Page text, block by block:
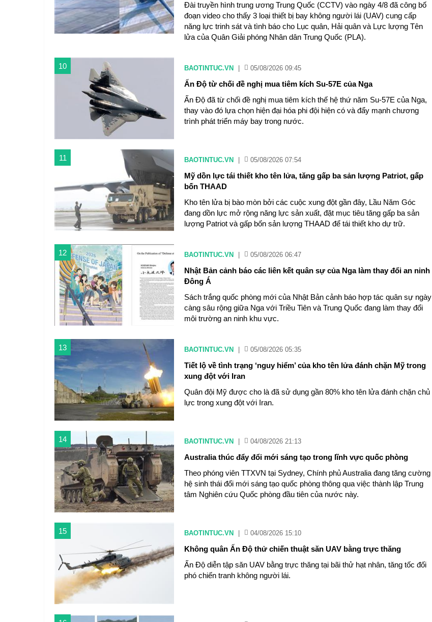
Đài truyền hình trung ương Trung Quốc (CCTV) vào ngày 4/8 đã công bố
đoạn video cho thấy 3 loại thiết bị bay không người lái (UAV) cung cấp
năng lực trinh sát và tình báo cho Lục quân, Hải quân và Lực lượng Tên
lửa của Quân Giải phóng Nhân dân Trung Quốc (PLA).
10 BAOTINTUC.VN 05/08/2026 09:45
Ấn Độ từ chối đề nghị mua tiêm kích Su-57E của Nga
Ấn Độ đã từ chối đề nghị mua tiêm kích thế hệ thứ năm Su-57E của Nga,
thay vào đó lựa chọn hiện đại hóa phi đội hiện có và đẩy mạnh chương
trình phát triển máy bay trong nước.
11 BAOTINTUC.VN 05/08/2026 07:54
Mỹ dồn lực tái thiết kho tên lửa, tăng gấp ba sản lượng Patriot, gấp
bốn THAAD
Kho tên lửa bị bào mòn bởi các cuộc xung đột gần đây, Lầu Năm Góc
đang dồn lực mở rộng năng lực sản xuất, đặt mục tiêu tăng gấp ba sản
lượng Patriot và gấp bốn sản lượng THAAD để tái thiết kho dự trữ.
12 BAOTINTUC.VN 05/08/2026 06:47
Nhật Bản cảnh báo các liên kết quân sự của Nga làm thay đổi an ninh
Đông Á
Sách trắng quốc phòng mới của Nhật Bản cảnh báo hợp tác quân sự ngày
càng sâu rộng giữa Nga với Triều Tiên và Trung Quốc đang làm thay đổi
môi trường an ninh khu vực.
13 BAOTINTUC.VN 05/08/2026 05:35
Tiết lộ về tình trạng ‘nguy hiểm’ của kho tên lửa đánh chặn Mỹ trong
xung đột với Iran
Quân đội Mỹ được cho là đã sử dụng gần 80% kho tên lửa đánh chặn chủ
lực trong xung đột với Iran.
14 BAOTINTUC.VN 04/08/2026 21:13
Australia thúc đẩy đổi mới sáng tạo trong lĩnh vực quốc phòng
Theo phóng viên TTXVN tại Sydney, Chính phủ Australia đang tăng cường
hệ sinh thái đổi mới sáng tạo quốc phòng thông qua việc thành lập Trung
tâm Nghiên cứu Quốc phòng đầu tiên của nước này.
15 BAOTINTUC.VN 04/08/2026 15:10
Không quân Ấn Độ thử chiến thuật săn UAV bằng trực thăng
Ấn Độ diễn tập săn UAV bằng trực thăng tại bãi thử hạt nhân, tăng tốc đối
phó chiến tranh không người lái.